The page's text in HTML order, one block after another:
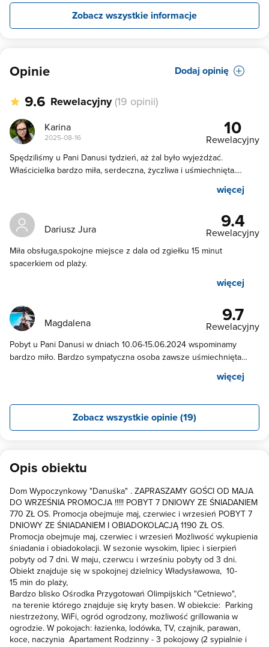
Zobacz wszystkie informacje
Opinie Dodaj opinię
9.6 Rewelacyjny (19 opinii)
Karina
2025-08-16 10
Rewelacyjny
Spędziliśmy u Pani Danusi tydzień, aż żal było wyjeżdżać.
Właścicielka bardzo miła, serdeczna, życzliwa i uśmiechnięta.
bardzo ładny, przytulny i bardzo czysty. Lokalizacja bardzo dobra
więcej
Dariusz Jura 9.4
Rewelacyjny
Miła obsługa,spokojne miejsce z dala od zgiełku 15 minut
spacerkiem od plaży.
więcej
Magdalena 9.7
Rewelacyjny
Pobyt u Pani Danusi w dniach 10.06-15.06.2024 wspominamy
bardzo miło. Bardzo sympatyczna osoba zawsze uśmiechnięta
pyszne urozmaicone i bardzo obfite posiłki. Obiekt ładny czysty i
wszystkiego najlepszego Dorota z małżonkiem.
więcej
Zobacz wszystkie opinie (19)
Opis obiektu
Dom Wypoczynkowy "Danuśka" . ZAPRASZAMY GOŚCI OD MAJA
DO WRZEŚNIA PROMOCJA !!!!! POBYT 7 DNIOWY ZE ŚNIADANIEM
770 ZŁ OS. Promocja obejmuje maj, czerwiec i wrzesień POBYT 7
DNIOWY ZE ŚNIADANIEM I OBIADOKOLACJĄ 1190 ZŁ OS.
Promocja obejmuje maj, czerwiec i wrzesień Możliwość wykupienia
śniadania i obiadokolacji. W sezonie wysokim, lipiec i sierpień
pobyty od 7 dni. W maju, czerwcu i wrześniu pobyty od 3 dni.
Obiekt znajduje się w spokojnej dzielnicy Władysławowa, 10-
15 min do plaży,
Bardzo blisko Ośrodka Przygotowań Olimpijskich "Cetniewo",
na terenie którego znajduje się kryty basen. W obiekcie: Parking
niestrzeżony, WiFi, ogród ogrodzony, możliwość grillowania w
ogrodzie. W pokojach: łazienka, lodówka, TV, czajnik, parawan,
koce, naczynia Apartament Rodzinny - 3 pokojowy (2 sypialnie i